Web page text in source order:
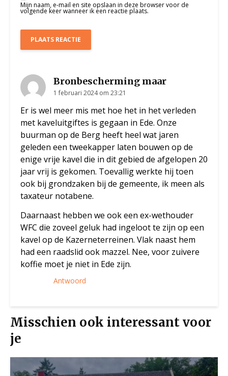
Mijn naam, e-mail en site opslaan in deze browser voor de
volgende keer wanneer ik een reactie plaats.
Bronbescherming maar
1 februari 2024 om 23:21
Er is wel meer mis met hoe het in het verleden
met kaveluitgiftes is gegaan in Ede. Onze
buurman op de Berg heeft heel wat jaren
geleden een tweekapper laten bouwen op de
enige vrije kavel die in dit gebied de afgelopen 20
jaar vrij is gekomen. Toevallig werkte hij toen
ook bij grondzaken bij de gemeente, ik meen als
taxateur notabene.
Daarnaast hebben we ook een ex-wethouder
WFC die zoveel geluk had ingeloot te zijn op een
kavel op de Kazerneterreinen. Vlak naast hem
had een raadslid ook mazzel. Nee, voor zuivere
koffie moet je niet in Ede zijn.
Antwoord
Misschien ook interessant voor
je